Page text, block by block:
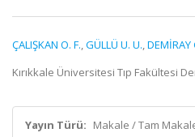
ÇALIŞKAN O. F.,GÜLLÜ U. U.,DEMİRAY
Kırıkkale Üniversitesi Tıp Fakültesi
Yayın Türü: Makale / Tam